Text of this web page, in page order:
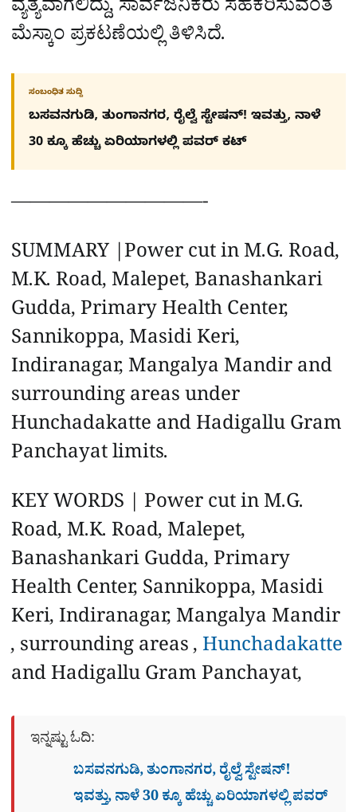
ವ್ಯತ್ಯವಾಗಲಿದ್ದು, ಸಾರ್ವಜನಿಕರು ಸಹಕರಿಸುವಂತೆ
ಮೆಸ್ಕಾಂ ಪ್ರಕಟಣೆಯಲ್ಲಿ ತಿಳಿಸಿದೆ.
ಸಂಬಂಧಿತ ಸುದ್ದಿ
ಬಸವನಗುಡಿ, ತುಂಗಾನಗರ, ರೈಲ್ವೆ ಸ್ಟೇಷನ್​! ಇವತ್ತು, ನಾಳೆ
30 ಕ್ಕೂ ಹೆಚ್ಚು ಏರಿಯಾಗಳಲ್ಲಿ ಪವರ್ ಕಟ್​
——————————-
SUMMARY |Power cut in M.G. Road,
M.K. Road, Malepet, Banashankari
Gudda, Primary Health Center,
Sannikoppa, Masidi Keri,
Indiranagar, Mangalya Mandir and
surrounding areas under
Hunchadakatte and Hadigallu Gram
Panchayat limits.
KEY WORDS | Power cut in M.G.
Road, M.K. Road, Malepet,
Banashankari Gudda, Primary
Health Center, Sannikoppa, Masidi
Keri, Indiranagar, Mangalya Mandir
, surrounding areas ,Hunchadakatte
and Hadigallu Gram Panchayat,
ಇನ್ನಷ್ಟು ಓದಿ:
ಬಸವನಗುಡಿ, ತುಂಗಾನಗರ, ರೈಲ್ವೆ ಸ್ಟೇಷನ್​!
ಇವತ್ತು, ನಾಳೆ 30 ಕ್ಕೂ ಹೆಚ್ಚು ಏರಿಯಾಗಳಲ್ಲಿ ಪವರ್